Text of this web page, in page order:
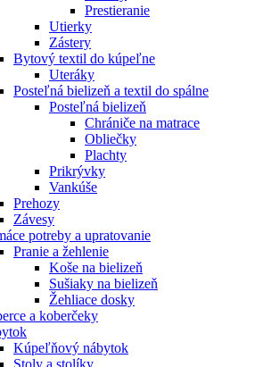
Prestieranie
Utierky
Zástery
Bytový textil do kúpeľne
Uteráky
Posteľná bielizeň a textil do spálne
Posteľná bielizeň
Chrániče na matrace
Obliečky
Plachty
Prikrývky
Vankúše
Prehozy
Závesy
potreby a upratovanie
Pranie a žehlenie
Koše na bielizeň
Sušiaky na bielizeň
Žehliace dosky
a koberčeky
Kúpeľňový nábytok
Stoly a stolíky